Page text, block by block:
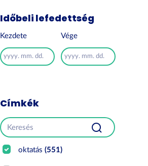
Időbeli lefedettség
Kezdete Vége
Címkék
oktatás(551)